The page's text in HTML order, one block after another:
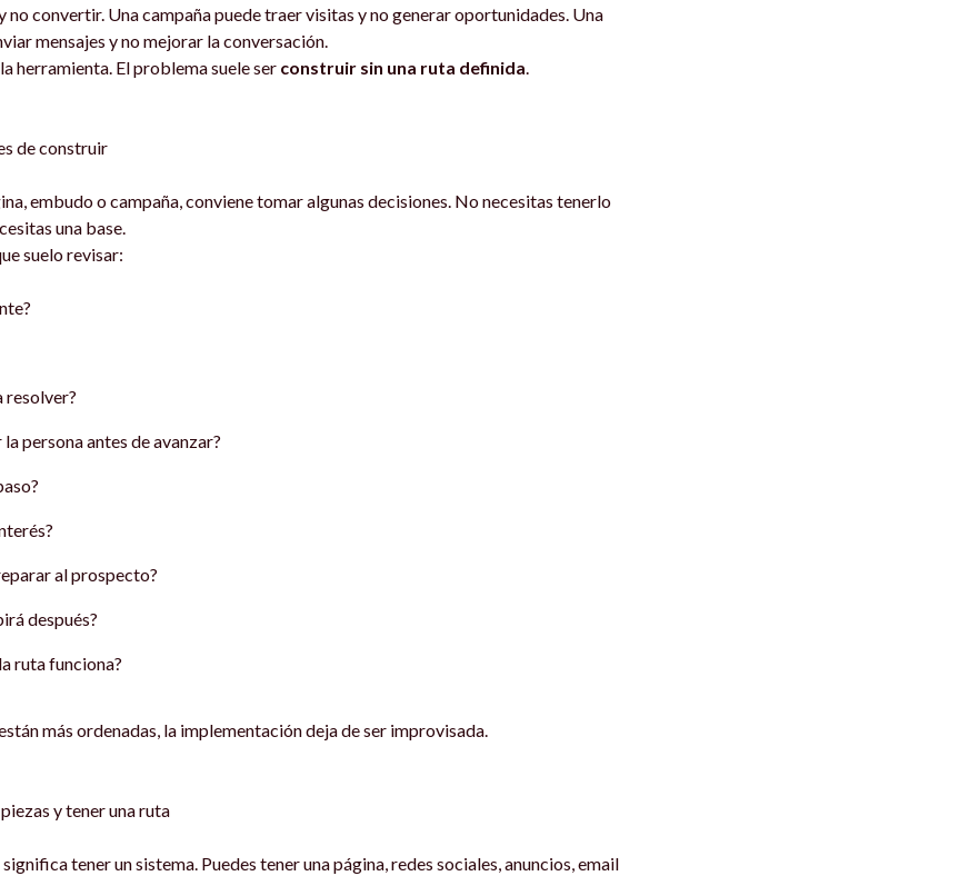
no convertir. Una campaña puede traer visitas y no generar oportunidades. Una
mensajes y no mejorar la conversación.
herramienta. El problema suele ser construir sin una ruta definida.
de construir
embudo o campaña, conviene tomar algunas decisiones. No necesitas tenerlo
una base.
suelo revisar:
resolver?
persona antes de avanzar?
al prospecto?
después?
ruta funciona?
más ordenadas, la implementación deja de ser improvisada.
y tener una ruta
tener un sistema. Puedes tener una página, redes sociales, anuncios, email